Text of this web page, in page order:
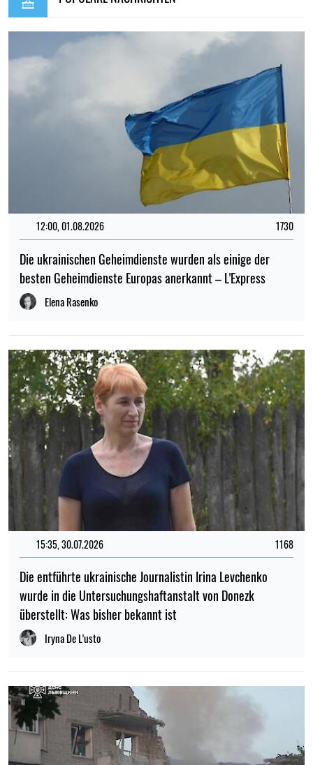
12:00, 01.08.2026 1730
Die ukrainischen Geheimdienste wurden als einige der
besten Geheimdienste Europas anerkannt – L'Express
Elena Rasenko
15:35, 30.07.2026 1168
Die entführte ukrainische Journalistin Irina Levchenko
wurde in die Untersuchungshaftanstalt von Donezk
überstellt: Was bisher bekannt ist
Iryna De L’usto